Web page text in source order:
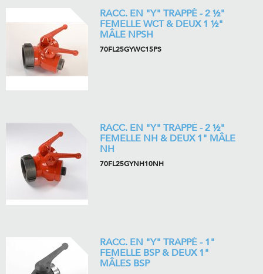
RACC. EN "Y" TRAPPÉ - 2 ½"
FEMELLE WCT & DEUX 1 ½"
MÂLE NPSH
70FL25GYWC15PS
RACC. EN "Y" TRAPPÉ - 2 ½"
FEMELLE NH & DEUX 1" MÂLE
NH
70FL25GYNH10NH
RACC. EN "Y" TRAPPÉ - 1"
FEMELLE BSP & DEUX 1"
MÂLES BSP